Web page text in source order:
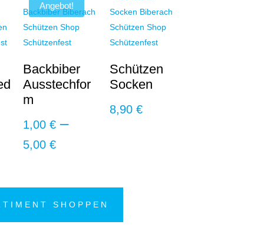
Angebot!
Backbiber
Ausstechfor
m
1,00€ –
5,00€Preisspanne:
5,00 €
Schützen
Socken
8,90€
SHOPPEN